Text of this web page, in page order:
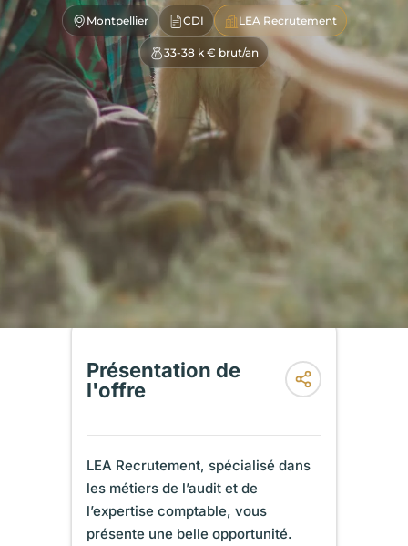
Montpellier CDI LEA Recrutement
33-38 k € brut/an
Présentation de
l'offre
LEA Recrutement, spécialisé dans
les métiers de l’audit et de
l’expertise comptable, vous
présente une belle opportunité.